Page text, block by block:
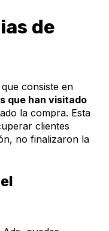
de
consiste en
que han visitado
la compra. Esta
clientes
no finalizaron la